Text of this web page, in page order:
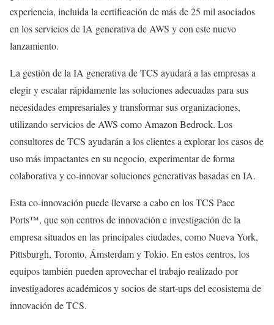
experiencia, incluida la certificación de más de 25 mil asociados
en los servicios de IA generativa de AWS y con este nuevo
lanzamiento.
La gestión de la IA generativa de TCS ayudará a las empresas a
elegir y escalar rápidamente las soluciones adecuadas para sus
necesidades empresariales y transformar sus organizaciones,
utilizando servicios de AWS como Amazon Bedrock. Los
consultores de TCS ayudarán a los clientes a explorar los casos de
uso más impactantes en su negocio, experimentar de forma
colaborativa y co-innovar soluciones generativas basadas en IA.
Esta co-innovación puede llevarse a cabo en los TCS Pace
Ports™, que son centros de innovación e investigación de la
empresa situados en las principales ciudades, como Nueva York,
Pittsburgh, Toronto, Ámsterdam y Tokio. En estos centros, los
equipos también pueden aprovechar el trabajo realizado por
investigadores académicos y socios de start-ups del ecosistema de
innovación de TCS.